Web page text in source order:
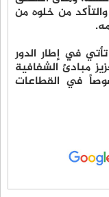
من خلوه من
في إطار الدور
مبادئ الشفافية
في القطاعات